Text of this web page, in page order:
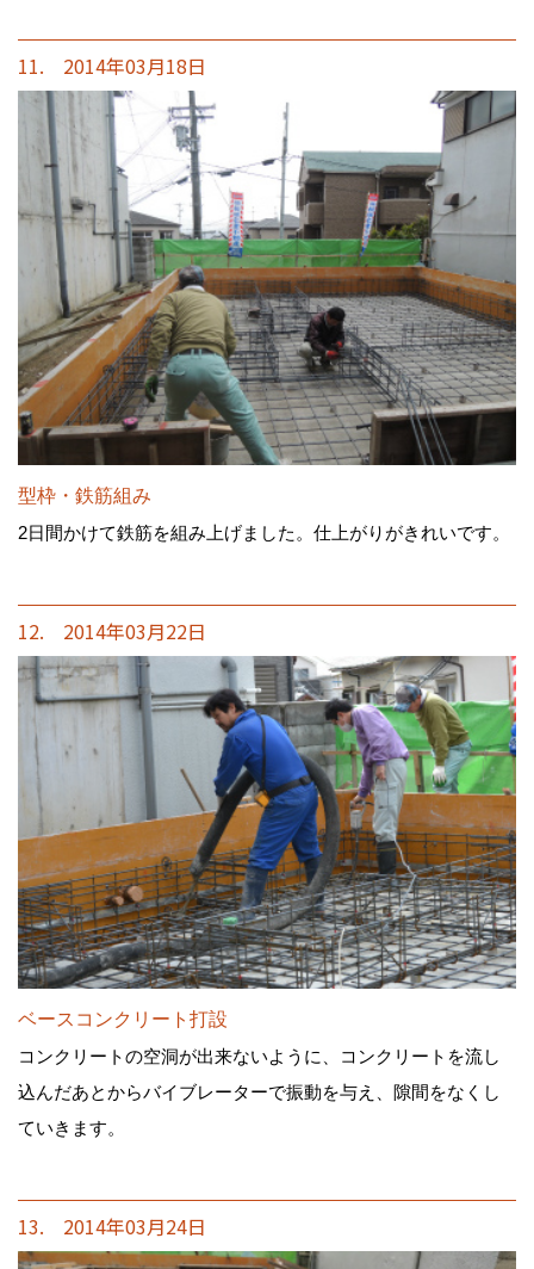
11. 2014年03月18日
型枠・鉄筋組み
2日間かけて鉄筋を組み上げました。仕上がりがきれいです。
12. 2014年03月22日
ベースコンクリート打設
コンクリートの空洞が出来ないように、コンクリートを流し
込んだあとからバイブレーターで振動を与え、隙間をなくし
ていきます。
13. 2014年03月24日